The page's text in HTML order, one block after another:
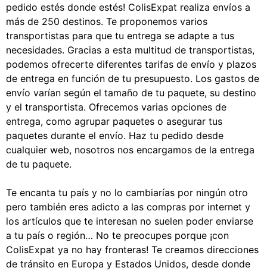
pedido estés donde estés! ColisExpat realiza envíos a
más de 250 destinos. Te proponemos varios
transportistas para que tu entrega se adapte a tus
necesidades. Gracias a esta multitud de transportistas,
podemos ofrecerte diferentes tarifas de envío y plazos
de entrega en función de tu presupuesto. Los gastos de
envío varían según el tamaño de tu paquete, su destino
y el transportista. Ofrecemos varias opciones de
entrega, como agrupar paquetes o asegurar tus
paquetes durante el envío. Haz tu pedido desde
cualquier web, nosotros nos encargamos de la entrega
de tu paquete.
Te encanta tu país y no lo cambiarías por ningún otro
pero también eres adicto a las compras por internet y
los artículos que te interesan no suelen poder enviarse
a tu país o región… No te preocupes porque ¡con
ColisExpat ya no hay fronteras! Te creamos direcciones
de tránsito en Europa y Estados Unidos, desde donde